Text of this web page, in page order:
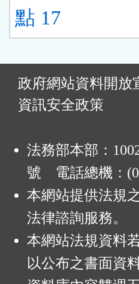
點 17
政府網站資料開放
資訊安全政策
法務部本部：
號 電話總機：
本網站提供法規
法律諮詢服務。
本網站法規資料
以公布之書面資